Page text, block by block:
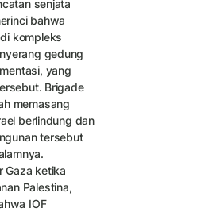
senjata
bahwa
kompleks
gedung
yang
Brigade
memasang
berlindung dan
tersebut
Gaza ketika
Palestina,
IOF